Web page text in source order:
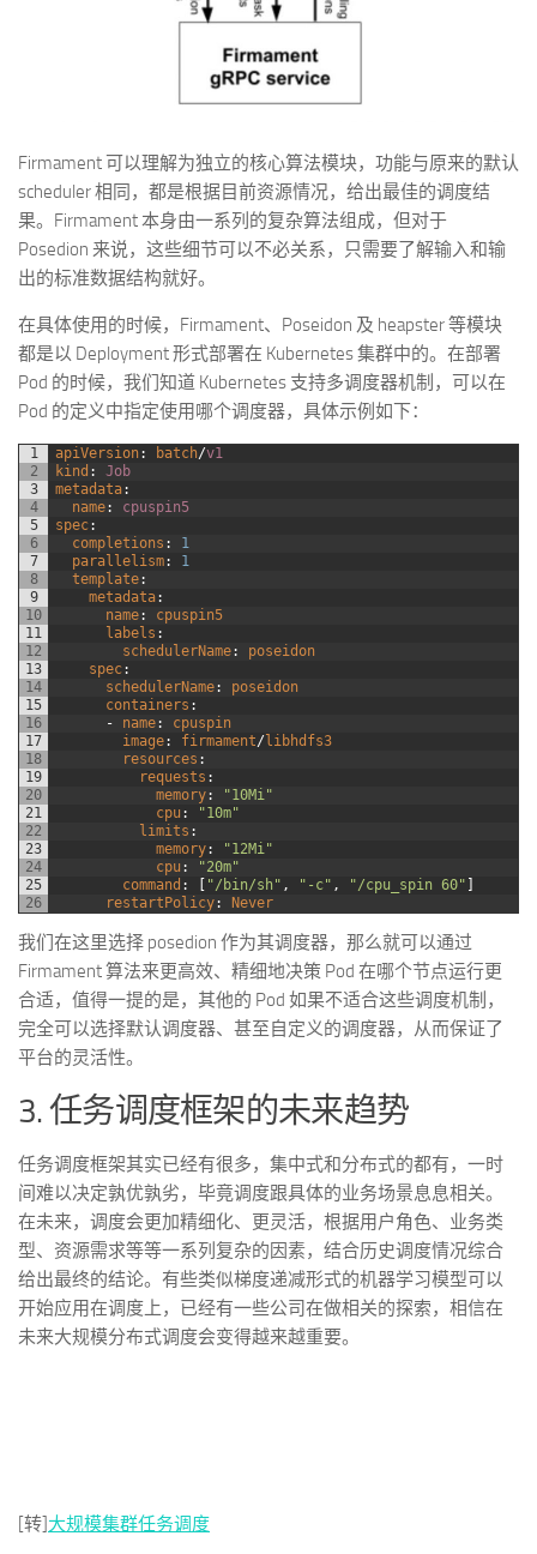
Firmament 可以理解为独立的核心算法模块，功能与原来的默认
scheduler 相同，都是根据目前资源情况，给出最佳的调度结
果。Firmament 本身由一系列的复杂算法组成，但对于
Posedion 来说，这些细节可以不必关系，只需要了解输入和输
出的标准数据结构就好。
在具体使用的时候，Firmament、Poseidon 及 heapster 等模块
都是以 Deployment 形式部署在 Kubernetes 集群中的。在部署
Pod 的时候，我们知道 Kubernetes 支持多调度器机制，可以在
Pod 的定义中指定使用哪个调度器，具体示例如下：
1
2
3
4
5
6
7
8
9
10
11
12
13
14
15
16
17
18
19
20
21
22
23
24
25
26
apiVersion: batch/v1
kind :
Job
metadata:
name:
cpuspin5
spec:
completions :
1
parallelism:
1
template:
metadata:
name:
cpuspin5
labels :
schedulerName:
poseidon
spec:
schedulerName:
poseidon
containers :
-
name:
cpuspin
image: firmament/libhdfs3
resources :
requests :
memory:
"10Mi"
cpu:
"10m"
limits :
memory:
"12Mi"
cpu:
"20m"
command : [ "/bin/sh" , "-c" , "/cpu_spin 60" ]
restartPolicy: Never
我们在这里选择 posedion 作为其调度器，那么就可以通过
Firmament 算法来更高效、精细地决策 Pod 在哪个节点运行更
合适，值得一提的是，其他的 Pod 如果不适合这些调度机制，
完全可以选择默认调度器、甚至自定义的调度器，从而保证了
平台的灵活性。
3. 任务调度框架的未来趋势
任务调度框架其实已经有很多，集中式和分布式的都有，一时
间难以决定孰优孰劣，毕竟调度跟具体的业务场景息息相关。
在未来，调度会更加精细化、更灵活，根据用户角色、业务类
型、资源需求等等一系列复杂的因素，结合历史调度情况综合
给出最终的结论。有些类似梯度递减形式的机器学习模型可以
开始应用在调度上，已经有一些公司在做相关的探索，相信在
未来大规模分布式调度会变得越来越重要。
[转]大规模集群任务调度